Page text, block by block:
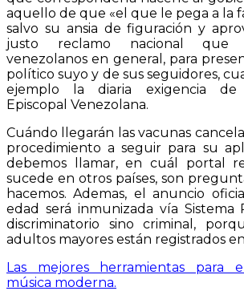
aquello de que «el que le pega a la
salvo su ansia de figuración y
justo reclamo nacional que
venezolanos en general, para
político suyo y de sus seguidores,
ejemplo la diaria exigencia de
Episcopal Venezolana.
Cuándo llegarán las vacunas
procedimiento a seguir para su
debemos llamar, en cuál portal
sucede en otros países, son
hacemos. Ademas, el anuncio
edad será inmunizada vía Sistema
discriminatorio sino criminal,
adultos mayores están registrados
Las mejores herramientas para
música moderna.